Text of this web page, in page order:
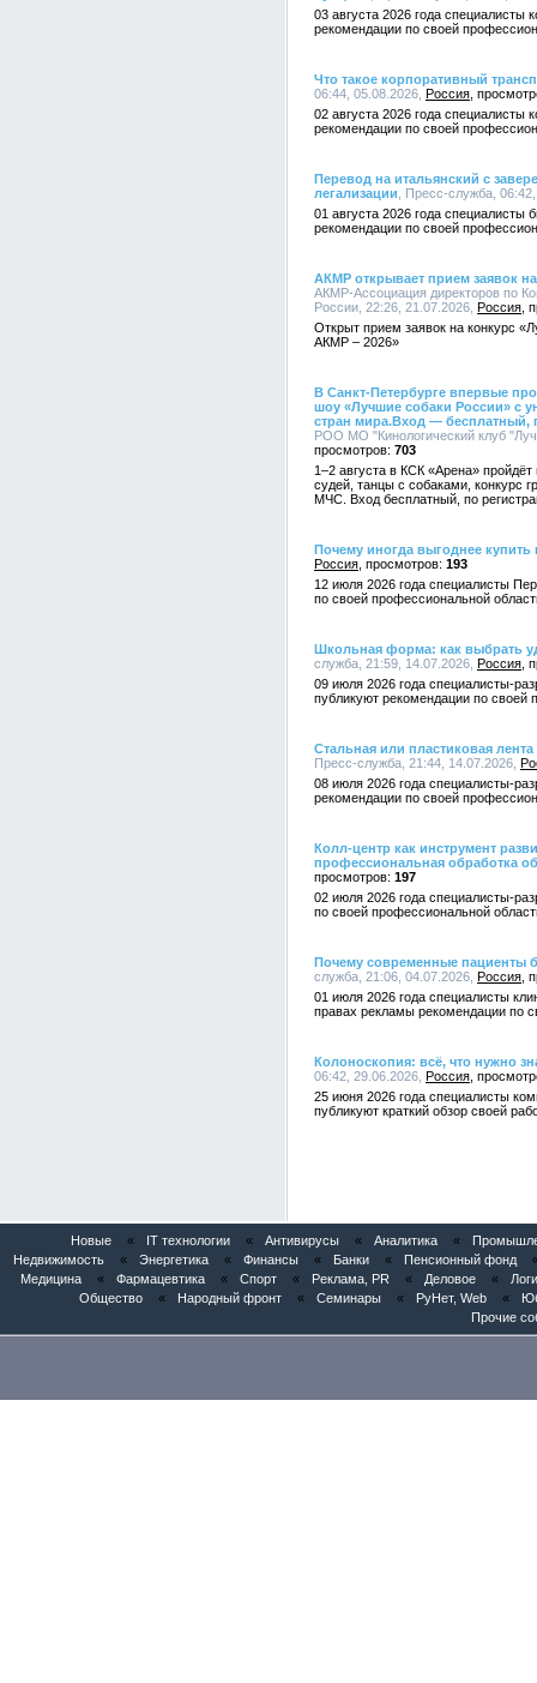
03 августа 2026 года специалисты
рекомендации по своей
Что такое корпоративный
06:44, 05.08.2026, Россия
02 августа 2026 года специалисты
рекомендации по своей
Перевод на итальянский с
легализации , Пресс-служба,
01 августа 2026 года специалисты
рекомендации по своей
АКМР открывает прием заявок
АКМР-Ассоциация директоров по
России, 22:26, 21.07.2026, Россия
Открыт прием заявок на конкурс
АКМР – 2026»
В Санкт-Петербурге впервые
шоу «Лучшие собаки России» с
стран мира.Вход — бесплатный,
РОО МО "Кинологический клуб
703
1–2 августа в КСК «Арена»
судей, танцы с собаками, конкурс
МЧС. Вход бесплатный, по
Почему иногда выгоднее
Россия
193
12 июля 2026 года специалисты
по своей профессиональной
Школьная форма: как выбрать
служба, 21:59, 14.07.2026, Россия
09 июля 2026 года специалисты-
публикуют рекомендации по своей
Стальная или пластиковая
Пресс-служба, 21:44, 14.07.2026,
08 июля 2026 года специалисты-
рекомендации по своей
Колл-центр как инструмент
профессиональная обработка
197
02 июля 2026 года специалисты-
по своей профессиональной
Почему современные пациенты
служба, 21:06, 04.07.2026, Россия
01 июля 2026 года специалисты
правах рекламы рекомендации по
Колоноскопия: всё, что нужно
06:42, 29.06.2026, Россия
25 июня 2026 года специалисты
публикуют краткий обзор своей
Новые « IT технологии « Антивирусы « Аналитика «
Недвижимость
« Энергетика « Финансы « Банки « Пенсионный фонд
Медицина
« Фармацевтика « Спорт « Реклама, PR « Деловое «
Общество
« Народный фронт « Семинары « РуНет, Web «
Прочие